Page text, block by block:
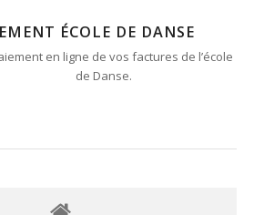
ÉCOLE DE DANSE
en ligne de vos factures de l’école
de Danse.